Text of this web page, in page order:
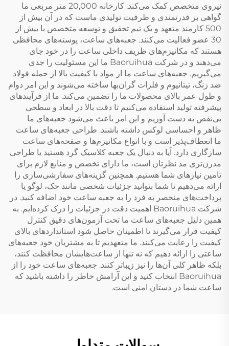
نیروی متخصص کمک می‌کند. کارخانه 20,000 متر مربعی ما
گواهی بر قدرتمندی و ظرفیت تولیدی ماست که در آن بیش از
500 کارمند متعهد و یک تیم تحقیق و توسعه متخصص با بیش از
30 عضو فعالیت می‌کنند. جعبه‌های ساعت، پوسته‌های محافظی
هستند که مکانیزم‌های ظریف داخلی ساعت را در خود جای
می‌دهند و در شرکت Baoruihua ما این مسئولیت را جدی
می‌گیریم. جعبه‌های ساعت ما از مواد با کیفیت بالا از جمله فولاد
ضد زنگ، تیتانیوم و فلزات گران‌بها ساخته می‌شوند و این امر دوام
و طول عمر بالای محصولات ما را تضمین می‌کند. ما از فرآیندهای
پیشرفته تولید استفاده می‌کنیم تا دقت بالا در ابعاد و سطحی
بی‌نقص به دست آوریم و این امر باعث می‌شود جعبه‌های ما
ظاهر و احساسی لوکس داشته باشند. طراحی جعبه‌های ساعت
ما انعطاف‌پذیر است و با انواع مکانیزم‌ها و صفحه‌های ساعت
سازگاری دارد. آیا به دنبال یک جعبه کلاسیک گرد هستید یا طراحی
مدرن‌تری مد نظرتان است، ما دارای تخصص و منابع لازم برای
تامین نیازهای شما هستیم. همچنین گزینه‌های سفارشی‌سازی را
ارائه می‌دهیم تا شما بتوانید جزئیات شخصی مانند حک، لوگو یا
پرداخت‌های منحصر به فرد را به جعبه ساعت خود اضافه کنید. در
شرکت Baoruihua اهمیت دقت در جزئیات را درک کرده‌ایم. به
همین دلیل جعبه‌های ساعت ما تحت آزمون‌های دقیق کنترل
کیفیت قرار می‌گیرند تا اطمینان حاصل شود استانداردهای بالای
کیفیت را رعایت می‌کنند. ما متعهدیم تا به مشتریان خود جعبه‌های
ساعتی را ارائه دهیم که نه تنها از ساعت‌هایشان محافظت کنند،
بلکه ظاهر کلی آن‌ها را نیز زیباتر کنند. جعبه‌های ساعت خود را از
Baoruihua انتخاب کنید و این آرامش خاطر را داشته باشید که
ساعت شما در دستان امنی است.